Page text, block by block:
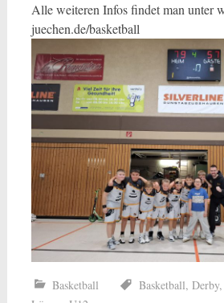
Alle weiteren Infos findet man unter
juechen.de/basketball
Basketball Basketball, Derby,